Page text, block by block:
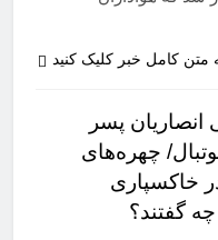
متن کامل خبر کلیک کنید
انصاریان پسر
چهره‌های
خاکسپاری
چه گفتند؟